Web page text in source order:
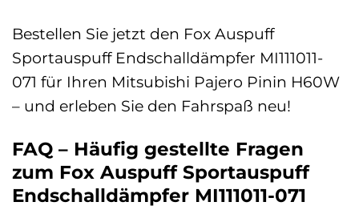
Bestellen Sie jetzt den Fox Auspuff
Sportauspuff Endschalldämpfer MI111011-
071 für Ihren Mitsubishi Pajero Pinin H60W
– und erleben Sie den Fahrspaß neu!
FAQ – Häufig gestellte Fragen
zum Fox Auspuff Sportauspuff
Endschalldämpfer MI111011-071